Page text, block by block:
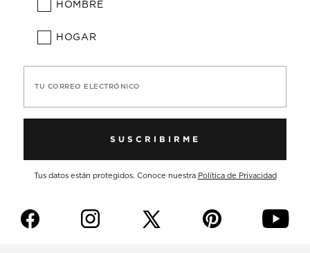
HOMBRE
HOGAR
TU CORREO ELECTRÓNICO
SUSCRIBIRME
Tus datos están protegidos. Conoce nuestra Política de Privacidad
f i p y